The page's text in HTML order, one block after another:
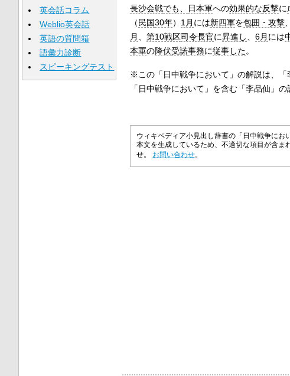
長沙会戦でも、 日本軍への効果的な反撃に
（民国30年） 1月 には新四軍を包囲・攻撃
月 、 第10戦区司令長官に昇進し、 6月 には
本軍の降伏受諾事務に従事した。
※この「日中戦争において」の解説は、「
「日中戦争において」を含む「李品仙」の
ウィキペディア小見出し辞書の「日中戦争にお
本文を生成しているため、不適切な項目が含ま
せ。 お問い合わせ。
英会話コラム
Weblio英会話
英語の質問箱
語彙力診断
スピーキングテスト